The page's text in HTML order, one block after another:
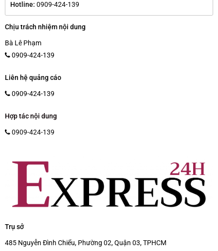
Hotline: 0909-424-139
Chịu trách nhiệm nội dung
Bà Lê Phạm
0909-424-139
Liên hệ quảng cáo
0909-424-139
Hợp tác nội dung
0909-424-139
Trụ sở
485 Nguyễn Đình Chiểu, Phường 02, Quận 03, TPHCM